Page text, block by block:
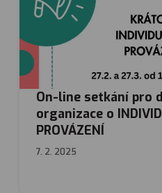
On-line setkání pro
organizace o
PROVÁZENÍ
7. 2. 2025